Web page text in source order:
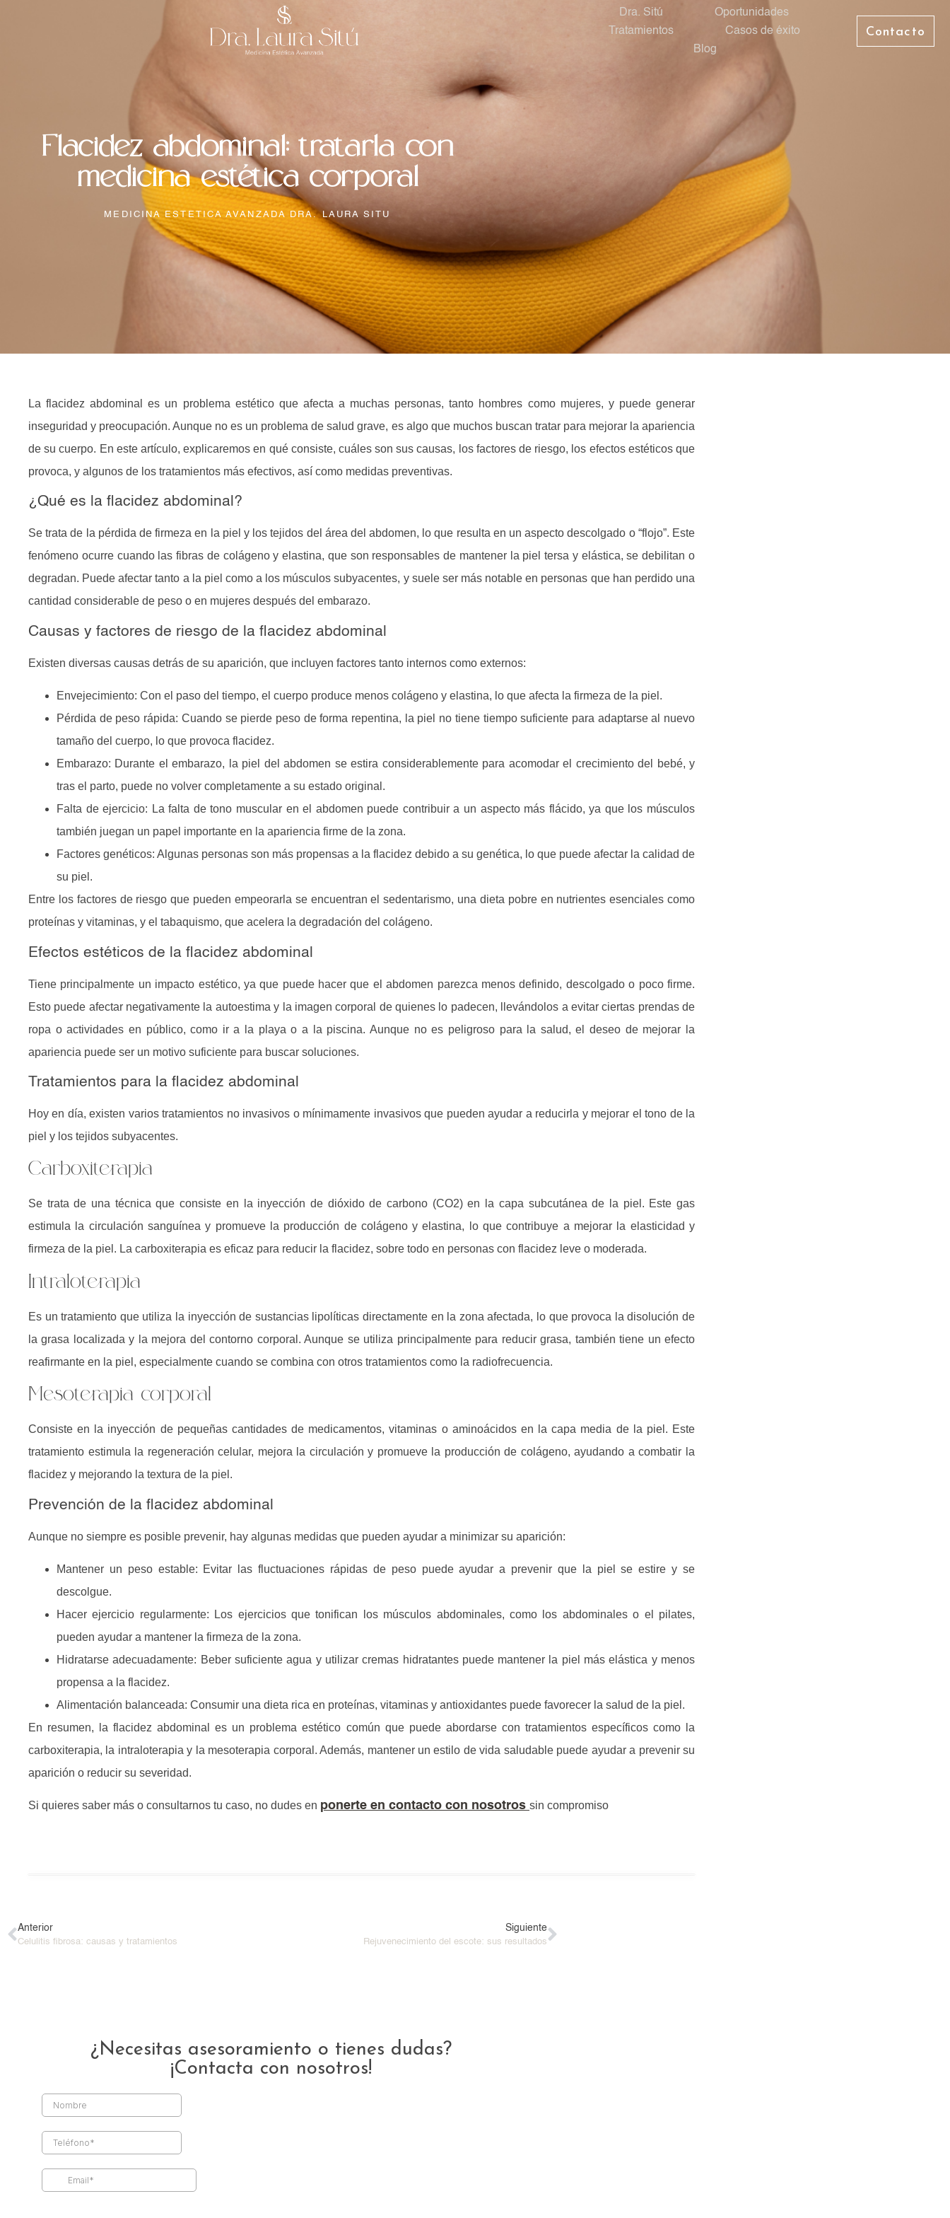
Dra. Sitú
Oportunidades
Tratamientos
Casos de éxito
Blog
Contacto
Flacidez abdominal: tratarla con
medicina estética corporal
MEDICINA ESTETICA AVANZADA DRA. LAURA SITU
La flacidez abdominal
es un problema estético que afecta a muchas personas, tanto hombres como mujeres, y puede generar
inseguridad y preocupación. Aunque no es un problema de salud grave, es algo que muchos buscan tratar para mejorar la apariencia
de su cuerpo. En este artículo, explicaremos en qué consiste, cuáles son sus causas, los factores de riesgo, los efectos estéticos que
provoca, y algunos de los tratamientos más efectivos, así como medidas preventivas.
¿Qué es la flacidez abdominal?
Se trata de la pérdida de firmeza en la piel y los tejidos del área del abdomen, lo que resulta en un aspecto descolgado o “flojo”. Este
fenómeno ocurre cuando las fibras de colágeno y elastina, que son responsables de mantener la piel tersa y elástica, se debilitan o
degradan. Puede afectar tanto a la piel como a los músculos subyacentes, y suele ser más notable en personas que han perdido una
cantidad considerable de peso o en mujeres después del embarazo.
Causas y factores de riesgo de la flacidez abdominal
Existen diversas causas detrás de su aparición, que incluyen factores tanto internos como externos:
Envejecimiento: Con el paso del tiempo, el cuerpo produce menos colágeno y elastina, lo que afecta la firmeza de la piel.
Pérdida de peso rápida: Cuando se pierde peso de forma repentina, la piel no tiene tiempo suficiente para adaptarse al nuevo
tamaño del cuerpo, lo que provoca flacidez.
Embarazo: Durante el embarazo, la piel del abdomen se estira considerablemente para acomodar el crecimiento del bebé, y
tras el parto, puede no volver completamente a su estado original.
Falta de ejercicio: La falta de tono muscular en el abdomen puede contribuir a un aspecto más flácido, ya que los músculos
también juegan un papel importante en la apariencia firme de la zona.
Factores genéticos: Algunas personas son más propensas a la flacidez debido a su genética, lo que puede afectar la calidad de
su piel.
Entre los factores de riesgo que pueden empeorarla se encuentran el sedentarismo, una dieta pobre en nutrientes esenciales como
proteínas y vitaminas, y el tabaquismo, que acelera la degradación del colágeno.
Efectos estéticos de la flacidez abdominal
Tiene principalmente un impacto estético, ya que puede hacer que el abdomen parezca menos definido, descolgado o poco firme.
Esto puede afectar negativamente la autoestima y la imagen corporal de quienes lo padecen, llevándolos a evitar ciertas prendas de
ropa o actividades en público, como ir a la playa o a la piscina. Aunque no es peligroso para la salud, el deseo de mejorar la
apariencia puede ser un motivo suficiente para buscar soluciones.
Tratamientos para la flacidez abdominal
Hoy en día, existen varios tratamientos no invasivos o mínimamente invasivos que pueden ayudar a reducirla y mejorar el tono de la
piel y los tejidos subyacentes.
Carboxiterapia
Se trata de una técnica que consiste en la inyección de dióxido de carbono (CO2) en la capa subcutánea de la piel. Este gas
estimula la circulación sanguínea y promueve la producción de colágeno y elastina, lo que contribuye a mejorar la elasticidad y
firmeza de la piel. La carboxiterapia es eficaz para reducir la flacidez, sobre todo en personas con flacidez leve o moderada.
Intraloterapia
Es un tratamiento que utiliza la inyección de sustancias lipolíticas directamente en la zona afectada, lo que provoca la disolución de
la grasa localizada y la mejora del contorno corporal. Aunque se utiliza principalmente para reducir grasa, también tiene un efecto
reafirmante en la piel, especialmente cuando se combina con otros tratamientos como la radiofrecuencia.
Mesoterapia corporal
Consiste en la inyección de pequeñas cantidades de medicamentos, vitaminas o aminoácidos en la capa media de la piel. Este
tratamiento estimula la regeneración celular, mejora la circulación y promueve la producción de colágeno, ayudando a combatir la
flacidez y mejorando la textura de la piel.
Prevención de la flacidez abdominal
Aunque no siempre es posible prevenir, hay algunas medidas que pueden ayudar a minimizar su aparición:
Mantener un peso estable: Evitar las fluctuaciones rápidas de peso puede ayudar a prevenir que la piel se estire y se
descolgue.
Hacer ejercicio regularmente: Los ejercicios que tonifican los músculos abdominales, como los abdominales o el pilates,
pueden ayudar a mantener la firmeza de la zona.
Hidratarse adecuadamente: Beber suficiente agua y utilizar cremas hidratantes puede mantener la piel más elástica y menos
propensa a la flacidez.
Alimentación balanceada: Consumir una dieta rica en proteínas, vitaminas y antioxidantes puede favorecer la salud de la piel.
En resumen, la flacidez abdominal es un problema estético común que puede abordarse con tratamientos específicos como la
carboxiterapia, la intraloterapia y la mesoterapia corporal. Además, mantener un estilo de vida saludable puede ayudar a prevenir su
aparición o reducir su severidad.
Si quieres saber más o consultarnos tu caso, no dudes en ponerte en contacto con nosotros sin compromiso
Anterior
Celulitis fibrosa: causas y tratamientos
Siguiente
Rejuvenecimiento del escote: sus resultados
¿Necesitas asesoramiento o tienes dudas?
¡Contacta con nosotros!